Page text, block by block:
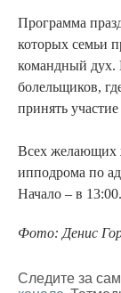
Программа
которых семьи
командный дух.
болельщиков,
принять
Всех желающих
ипподрома по
Начало – в 13:00.
Фото: Денис
Следите за